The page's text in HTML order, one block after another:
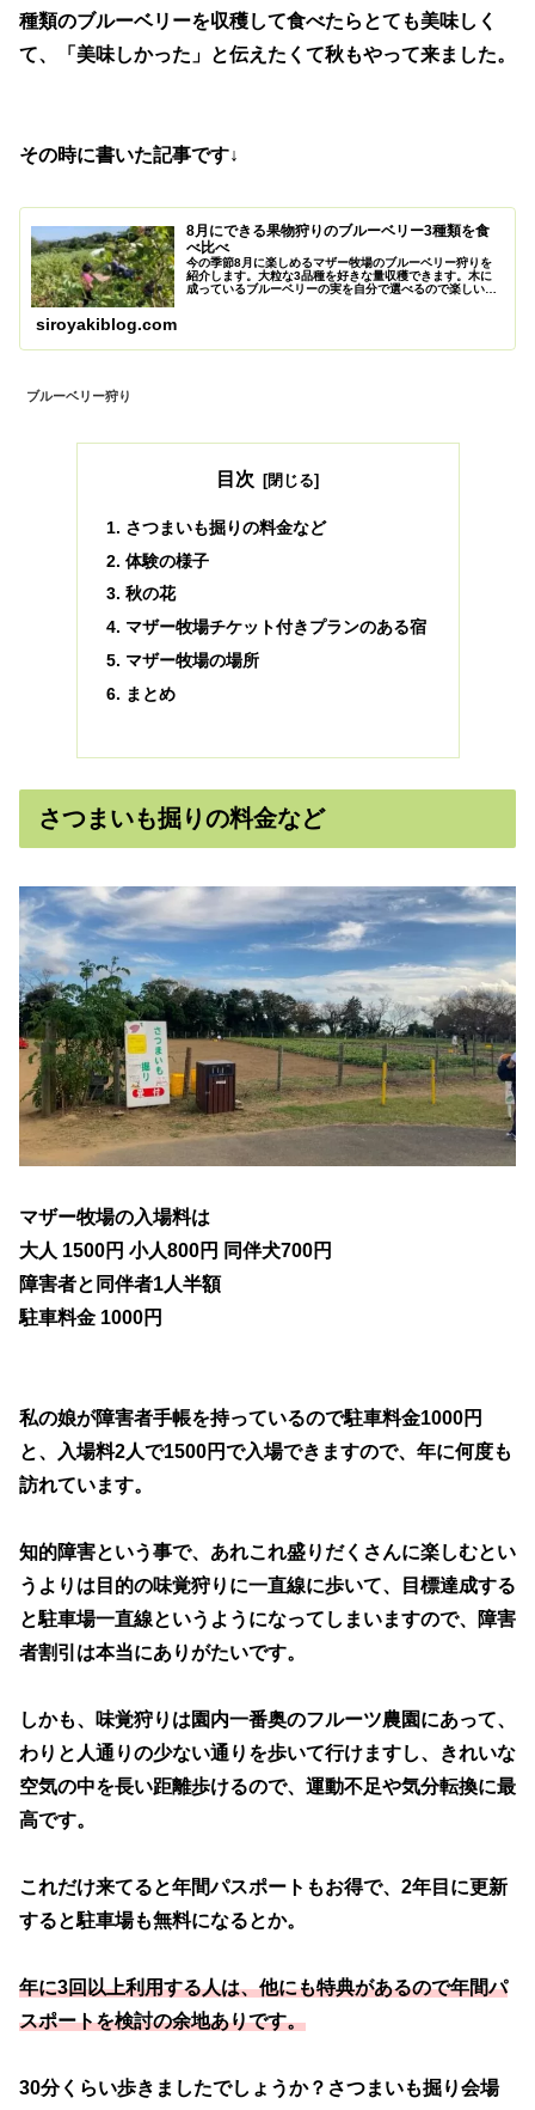
種類のブルーベリーを収穫して食べたらとても美味しく
て、「美味しかった」と伝えたくて秋もやって来ました。
その時に書いた記事です↓
8月にできる果物狩りのブルーベリー3種類を食
べ比べ
今の季節8月に楽しめるマザー牧場のブルーベリー狩りを
紹介します。大粒な3品種を好きな量収穫できます。木に
成っているブルーベリーの実を自分で選べるので楽しいで
siroyakiblog.com
ブルーベリー狩り
目次
さつまいも掘りの料金など
体験の様子
秋の花
マザー牧場チケット付きプランのある宿
マザー牧場の場所
まとめ
さつまいも掘りの料金など
マザー牧場の入場料は
大人 1500円 小人800円 同伴犬700円
障害者と同伴者1人半額
駐車料金 1000円
私の娘が障害者手帳を持っているので駐車料金1000円
と、入場料2人で1500円で入場できますので、年に何度も
訪れています。
知的障害という事で、あれこれ盛りだくさんに楽しむとい
うよりは目的の味覚狩りに一直線に歩いて、目標達成する
と駐車場一直線というようになってしまいますので、障害
者割引は本当にありがたいです。
しかも、味覚狩りは園内一番奥のフルーツ農園にあって、
わりと人通りの少ない通りを歩いて行けますし、きれいな
空気の中を長い距離歩けるので、運動不足や気分転換に最
高です。
これだけ来てると年間パスポートもお得で、2年目に更新
すると駐車場も無料になるとか。
年に3回以上利用する人は、他にも特典があるので年間パ
スポートを検討の余地ありです。
30分くらい歩きましたでしょうか？さつまいも掘り会場